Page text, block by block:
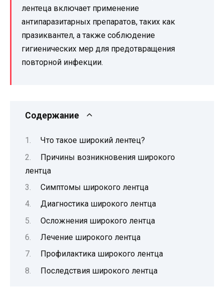
лентеца включает применение
антипаразитарных препаратов, таких как
празиквантел, а также соблюдение
гигиенических мер для предотвращения
повторной инфекции.
Содержание
Что такое широкий лентец?
Причины возникновения широкого
лентца
Симптомы широкого лентца
Диагностика широкого лентца
Осложнения широкого лентца
Лечение широкого лентца
Профилактика широкого лентца
Последствия широкого лентца